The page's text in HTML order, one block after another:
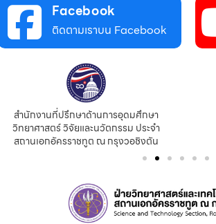
Facebook
ติดตามเราบน Facebook
สำนักงานที่ปรึกษาด้านการอุดมศึกษา
วิทยาศาสตร์ วิจัยและนวัตกรรม ประจำ
สถานเอกอัครราชทูต ณ กรุงวอชิงตัน